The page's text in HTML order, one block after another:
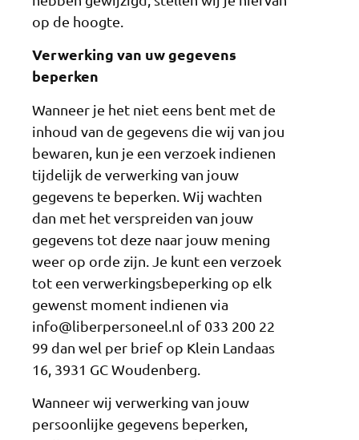
op de hoogte.
Verwerking van uw gegevens
beperken
Wanneer je het niet eens bent met de
inhoud van de gegevens die wij van jou
bewaren, kun je een verzoek indienen
tijdelijk de verwerking van jouw
gegevens te beperken. Wij wachten
dan met het verspreiden van jouw
gegevens tot deze naar jouw mening
weer op orde zijn. Je kunt een verzoek
tot een verwerkingsbeperking op elk
gewenst moment indienen via
info@liberpersoneel.nl of 033 200 22
99 dan wel per brief op Klein Landaas
16, 3931 GC Woudenberg.
Wanneer wij verwerking van jouw
persoonlijke gegevens beperken,